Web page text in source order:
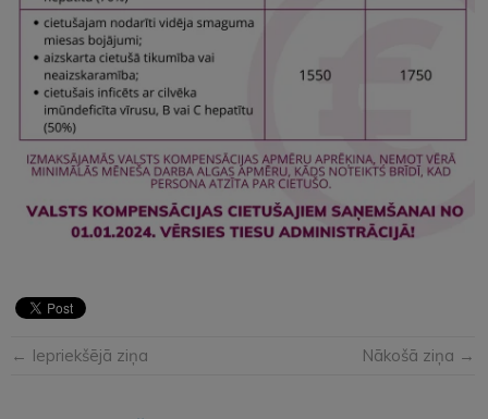
← Iepriekšējā ziņa Nākošā ziņa →